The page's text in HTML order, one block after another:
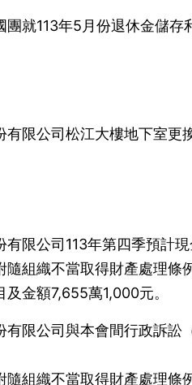
就113年5月份退休金儲
限公司松江大樓地下室更
限公司113年第四季預計
組織不當取得財產處理條
金額7,655萬1,000元。
有限公司與本會間行政訴訟
隨組織不當取得財產處理條